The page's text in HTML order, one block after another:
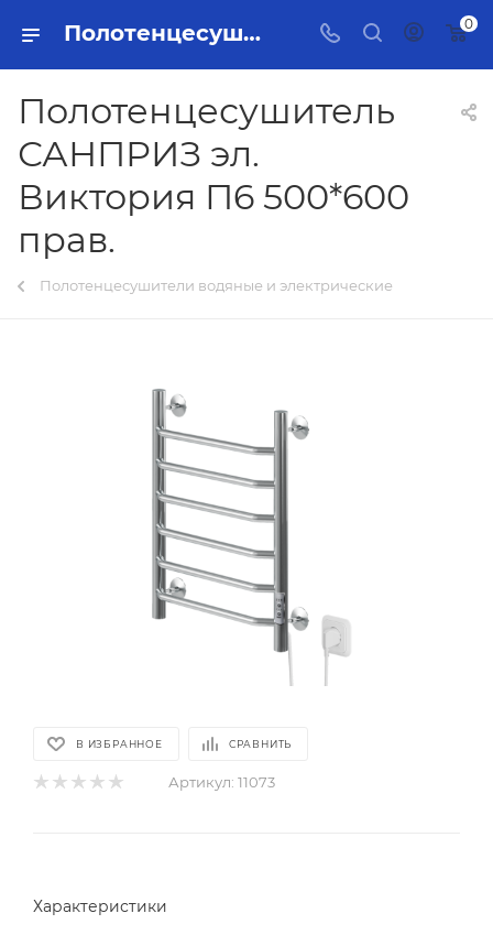
Полотенцесушитель САНПРИЗ эл. Виктория П6 500*600 прав. Тольятти - купить в интернет-магазине, каталог с ценами и характеристиками 0
Полотенцесушитель
САНПРИЗ эл.
Виктория П6 500*600
прав.
Полотенцесушители водяные и электрические
В ИЗБРАННОЕ СРАВНИТЬ
Артикул: 11073
Характеристики